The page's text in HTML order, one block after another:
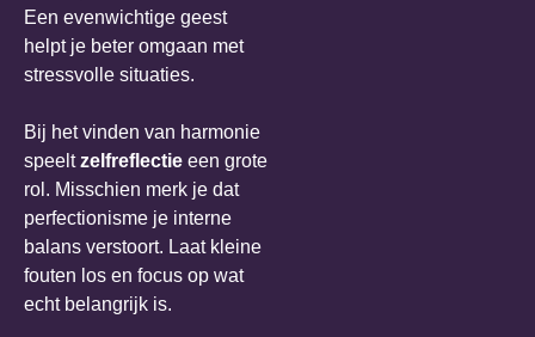
Een evenwichtige geest
helpt je beter omgaan met
stressvolle situaties.
Bij het vinden van harmonie
speeltzelfreflectie een grote
rol. Misschien merk je dat
perfectionisme je interne
balans verstoort. Laat kleine
fouten los en focus op wat
echt belangrijk is.